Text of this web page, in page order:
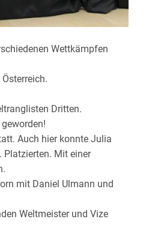
Wettkämpfen
Dritten.
Auch hier konnte Julia
Platzierten. Mit einer
mit Daniel Ulmann und
Weltmeister und Vize